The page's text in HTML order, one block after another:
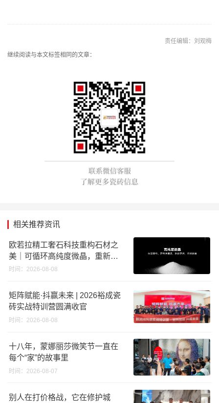
责任编辑：刘观梅
继续阅读与本文标签相同的文章：
相关推荐资讯
欧若拉精工奢石科技重构石材之
美｜可循环高纯度微晶，重新定
义高端奢石原料
时间：2026-08-08
矩阵赋能·抖赢未来 | 2026裕成瓷
砖实战特训营圆满收官
时间：2026-08-08
十八年，蒙娜丽莎微笑节一直在
每个“家”的故事里
时间：2026-08-07
别人在打价格战，它在修护城